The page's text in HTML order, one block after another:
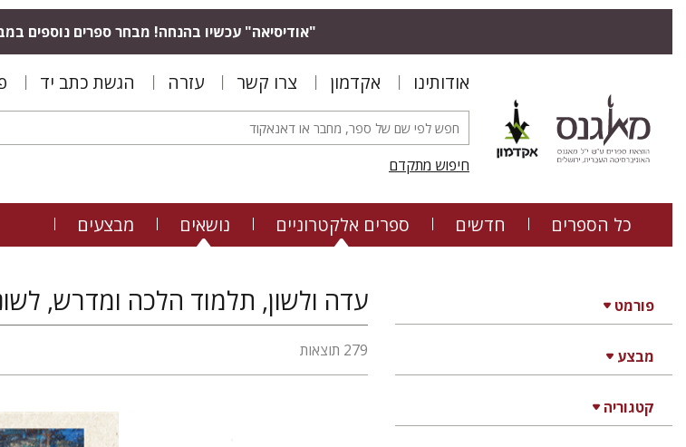
"אודיסיאה" עכשיו בהנחה! מבחר ספרים נוספים
אודותינו אקדמון צרו קשר עזרה הגשת כתב יד
חיפוש מתקדם
כל הספרים חדשים ספרים אלקטרוניים נושאים מבצעים
פורמט
מבצע
קטגוריה
עדה ולשון, תלמוד הלכה ומדרש,
279 תוצאות